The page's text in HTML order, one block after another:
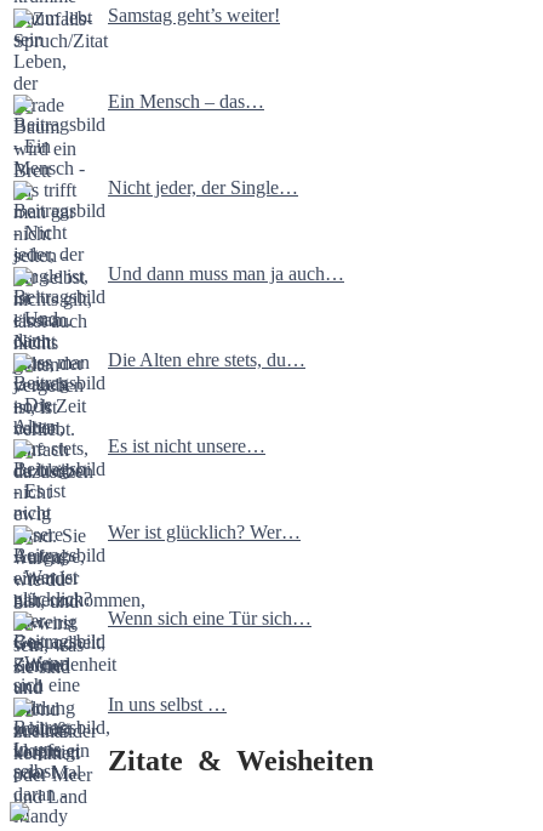
Samstag geht’s weiter!
Ein Mensch – das…
Nicht jeder, der Single…
Und dann muss man ja auch…
Die Alten ehre stets, du…
Es ist nicht unsere…
Wer ist glücklich? Wer…
Wenn sich eine Tür sich…
In uns selbst …
Zitate & Weisheiten